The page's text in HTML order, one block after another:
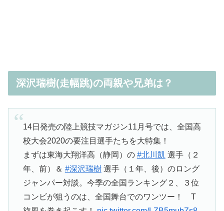
深沢瑞樹(走幅跳)の両親や兄弟は？
14日発売の陸上競技マガジン11月号では、全国高
校大会2020の要注目選手たちを大特集！
まずは東海大翔洋高（静岡）の #北川凱 選手（２
年、前）＆ #深沢瑞樹選手（１年、後）のロング
ジャンパー対談。今季の全国ランキング２、３位
コンビが狙うのは、全国舞台でのワンツー！ T